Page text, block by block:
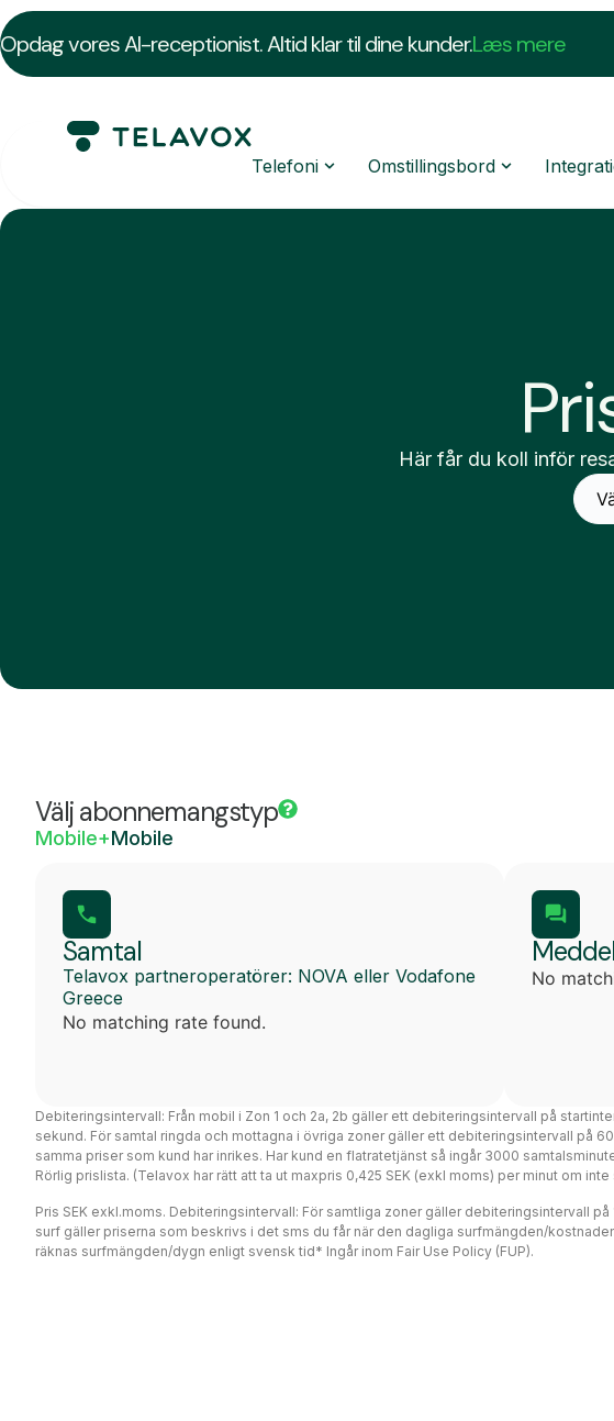
Opdag vores AI-receptionist. Altid klar til dine kunder.Læs mere
Telefoni Omstillingsbord
Här får du koll inför
Välj abonnemangstyp
Mobile+Mobile
Samtal
Telavox partneroperatörer: NOVA eller Vodafone
Greece
No matching rate found.
No
Debiteringsintervall: Från mobil i Zon 1 och 2a, 2b gäller ett debiteringsintervall på
sekund. För samtal ringda och mottagna i övriga zoner gäller ett debiteringsintervall på
samma priser som kund har inrikes. Har kund en flatratetjänst så ingår 3000
Rörlig prislista. (Telavox har rätt att ta ut maxpris 0,425 SEK (exkl moms) per minut om
Pris SEK exkl.moms. Debiteringsintervall: För samtliga zoner gäller debiteringsintervall
surf gäller priserna som beskrivs i det sms du får när den dagliga surfmängden/
räknas surfmängden/dygn enligt svensk tid* Ingår inom Fair Use Policy (FUP).